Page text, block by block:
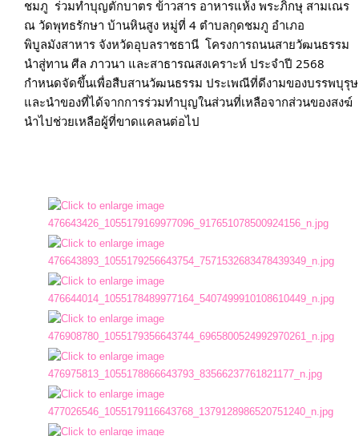
ชมภู  ร่วมทำบุญตักบาตร ข้าวสาร อาหารแห้ง พระภิกษุ สามเณร
ณ วัดพุทธรักษา บ้านหินสูง หมู่ที่ 4 ตำบลกุดชมภู อำเภอ
พิบูลมังสาหาร จังหวัดอุบลราชธานี  โครงการถนนสายวัฒนธรรม
นำสู่ทาน ศีล ภาวนา และสาธารณสงเคราะห์ ประจำปี 2568
กำหนดจัดขึ้นเพื่อสืบสานวัฒนธรรม ประเพณีที่ดีงามของบรรพบุรุษ
และนำของที่ได้จากการร่วมทำบุญในส่วนที่เหลือจากส่วนของสงฆ์
นำไปช่วยเหลือผู้ที่ขาดแคลนต่อไป